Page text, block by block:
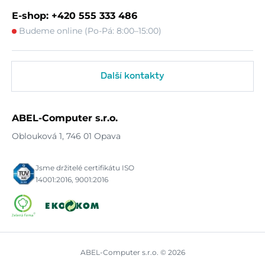
E-shop: +420 555 333 486
Budeme online (Po-Pá: 8:00–15:00)
Další kontakty
ABEL-Computer s.r.o.
Oblouková 1, 746 01 Opava
Jsme držitelé certifikátu ISO
14001:2016, 9001:2016
ABEL-Computer s.r.o. © 2026